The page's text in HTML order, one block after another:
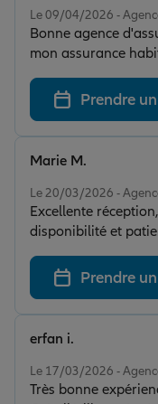
Le 09/04/2026 -
Bonne agence
mon assurance
Prendre
Le 20/03/2026 -
Excellente
disponibilité et
Marie M.
Prendre
Le 17/03/2026 -
Très bonne
erfan i.